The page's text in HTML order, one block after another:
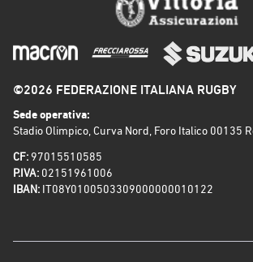
©2026 FEDERAZIONE ITALIANA RUGBY
Sede operativa:
Stadio Olimpico, Curva Nord, Foro Italico 00135
CF: 97015510585
P.IVA: 02151961006
IBAN: IT08Y0100503309000000010122